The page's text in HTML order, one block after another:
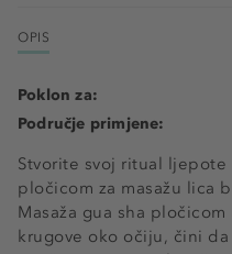
OPIS
Stvorite svoj ritual ljepote
pločicom za masažu lica
Masaža gua sha
krugove oko očiju, čini
Poklon za:
Područje primjene: